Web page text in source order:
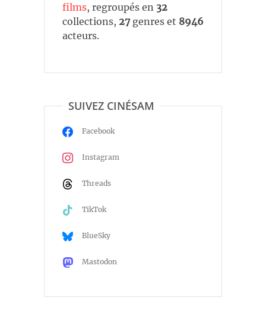
films, regroupés en 32
collections, 27genres et 8946
acteurs.
SUIVEZ CINÉSAM
Facebook
Instagram
Threads
TikTok
BlueSky
Mastodon